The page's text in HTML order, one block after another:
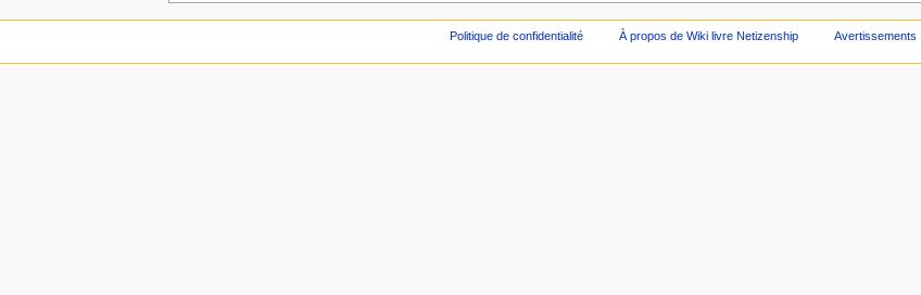
Politique de confidentialité À propos de Wiki livre Netizenship Avertissements